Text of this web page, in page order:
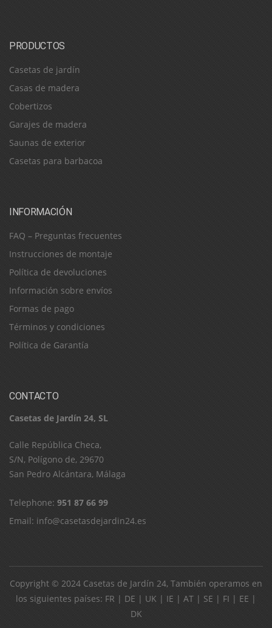
PRODUCTOS
Casetas de jardín
Casas de madera
Cobertizos
Garajes de madera
Saunas de exterior
Casetas para barbacoa
INFORMACIÓN
FAQ – Preguntas frecuentes
Instrucciones de montaje
Política de devoluciones
Información sobre envíos
Formas de pago
Términos y condiciones
Política de Garantía
CONTACTO
Casetas de Jardín 24, SL
C​a​l​l​e​ ​R​e​p​ú​b​l​i​c​a​ ​C​h​e​c​a​,​ ​
S​/​N​,​ ​P​o​l​í​g​o​n​o​ ​d​e​,​ ​2​9​6​7​0​
​S​a​n​ ​P​e​d​r​o​ ​A​l​c​á​n​t​a​r​a​,​ ​M​á​l​a​g​a
Telephone: 951 87 66 99
Email: info@casetasdejardin24.es
Copyright © 2024 Casetas de Jardín 24, También operamos en
los siguientes países: FR | DE | UK | IE | AT | SE | FI | EE |
DK